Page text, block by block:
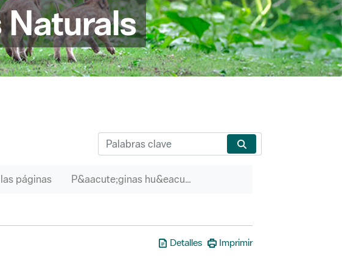
Naturals
páginas P&aacute;ginas hu&eacute;rfanas
Detalles Imprimir